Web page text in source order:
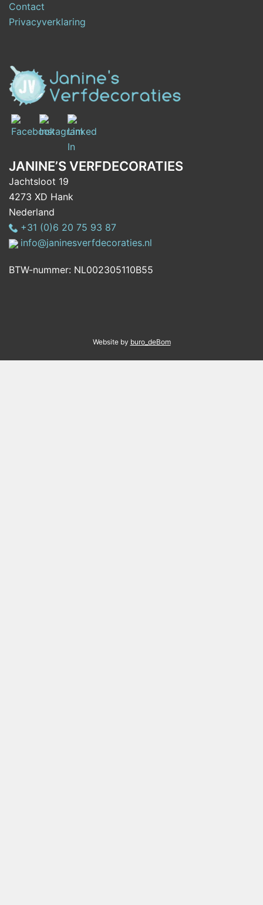
Contact
Privacyverklaring
JANINE’S VERFDECORATIES
Jachtsloot 19
4273 XD Hank
Nederland
+31 (0)6 20 75 93 87
info@janinesverfdecoraties.nl
BTW-nummer: NL002305110B55
Website by buro_deBom